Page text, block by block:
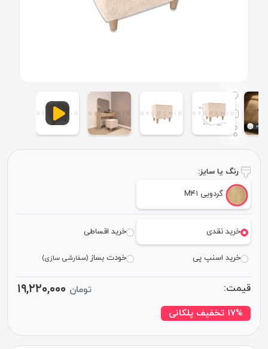
رنگ یا سایز:
گردویی M۴۱
خرید نقدی خرید اقساطی
خرید اسنپ پی خودت بساز(سفارشی سازی)
قیمت: تومان ۱۹,۲۲۰,۰۰۰
۱۷% تخفیف پلکانی